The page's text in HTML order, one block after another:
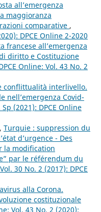
all’emergenza
maggioranza
comparative ,
DPCE Online 2-2020
francese all’emergenza
diritto e Costituzione
Online: Vol. 43 No. 2
conflittualità interlivello.
nell’emergenza Covid-
(2021): DPCE Online
Turquie : suppression du
d’urgence - Des
la modification
par le référendum du
30 No. 2 (2017): DPCE
alla Corona.
costituzionale
Vol. 43 No. 2 (2020):